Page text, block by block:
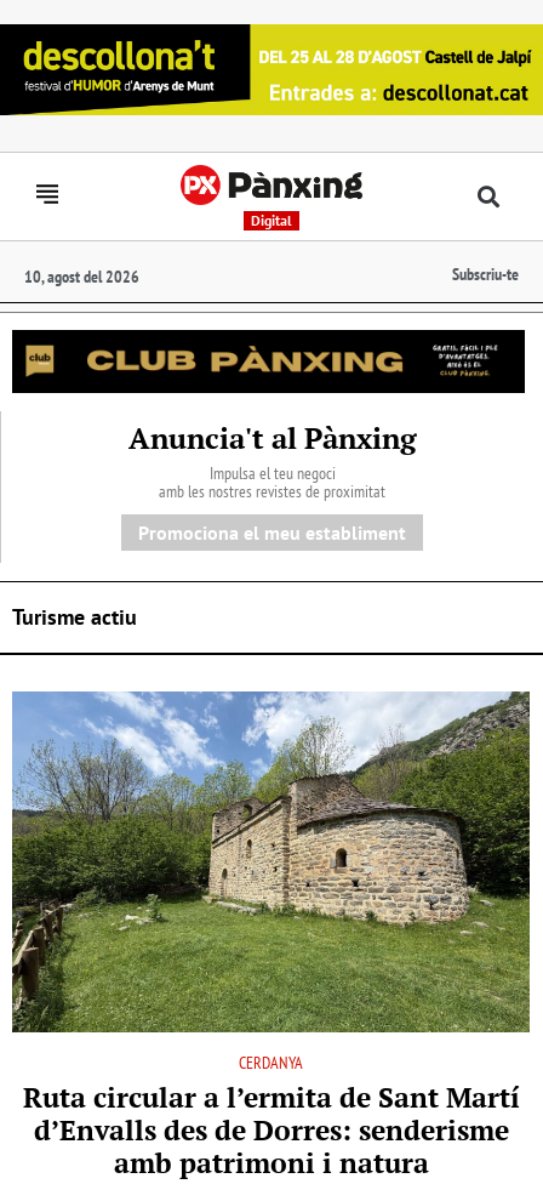
Digital
10, agost del 2026 Subscriu-te
Anuncia't al Pànxing
Impulsa el teu negoci
amb les nostres revistes de proximitat
Promociona el meu establiment
Turisme actiu
CERDANYA
Ruta circular a l’ermita de Sant Martí
d’Envalls des de Dorres: senderisme
amb patrimoni i natura